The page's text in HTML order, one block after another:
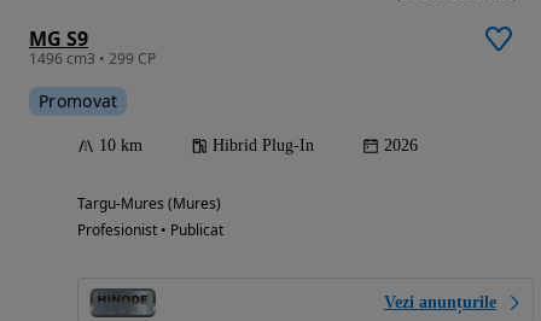
MG S9
1496 cm3 • 299 CP
Promovat
10 km Hibrid Plug-In 2026
Targu-Mures (Mures)
Profesionist • Publicat
Vezi anunțurile